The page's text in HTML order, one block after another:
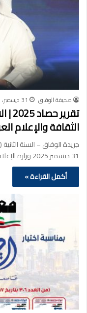
صحيفة الوفاق 31 ديسمبر، 2025
الثقافة والإعلام
31 ديسمبر 2025 وزارة الإعلام تستكمل مشروع…
أكمل القراءة »